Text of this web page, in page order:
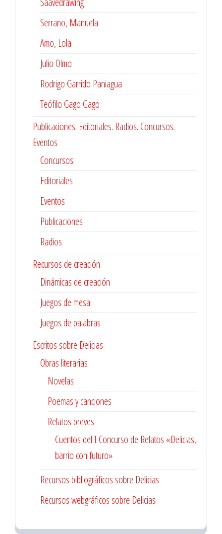
Serrano, Manuela
Amo, Lola
Julio Olmo
Rodrigo Garrido Paniagua
Teófilo Gago Gago
Publicaciones. Editoriales. Radios. Concursos.
Eventos
Concursos
Editoriales
Eventos
Publicaciones
Radios
Recursos de creación
Dinámicas de creación
Juegos de mesa
Juegos de palabras
Escritos sobre Delicias
Obras literarias
Novelas
Poemas y canciones
Relatos breves
Cuentos del I Concurso de Relatos «Delicias,
barrio con futuro»
Recursos bibliográficos sobre Delicias
Recursos webgráficos sobre Delicias